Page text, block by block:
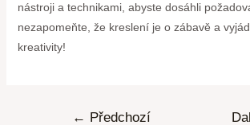
nástroji a technikami, abyste dosáhli
nezapomeňte, že kreslení je o zábavě a
kreativity!
← Předchozí